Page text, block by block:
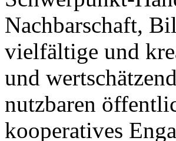
Nachbarschaft,
vielfältige und
und
nutzbaren
kooperatives